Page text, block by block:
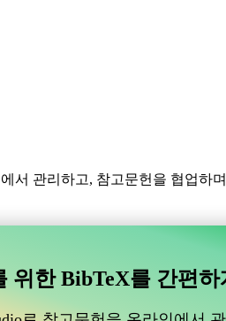
서 관리하고, 참고문헌을 협업하
계신가요?
신가요?”
면, CiteDrive가 완벽할 수 있
위한 BibTeX를 간편하